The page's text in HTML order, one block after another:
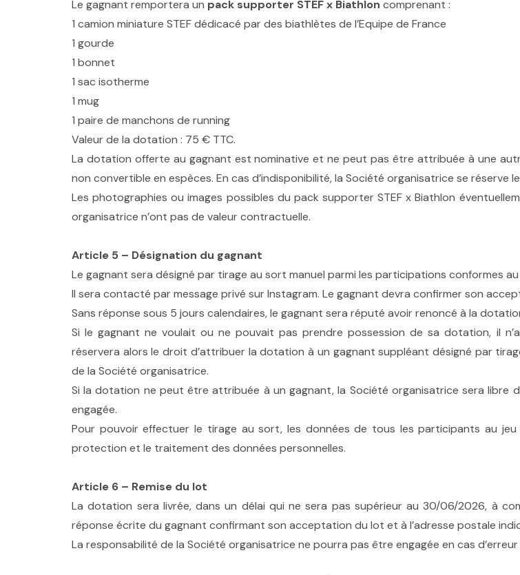
Le gagnant remportera un pack supporter STEF x Biathlon comprenant :
1 camion miniature STEF dédicacé par des biathlètes de l’Equipe de France
1 gourde
1 bonnet
1 sac isotherme
1 mug
1 paire de manchons de running
Valeur de la dotation : 75 € TTC.
La dotation offerte au gagnant est nominative et ne peut pas être attribuée à une
non convertible en espèces. En cas d’indisponibilité, la Société organisatrice se
Les photographies ou images possibles du pack supporter STEF x Biathlon
organisatrice n’ont pas de valeur contractuelle.
Article 5 – Désignation du gagnant
Le gagnant sera désigné par tirage au sort manuel parmi les participations conformes
Il sera contacté par message privé sur Instagram. Le gagnant devra confirmer son
Sans réponse sous 5 jours calendaires, le gagnant sera réputé avoir renoncé à la
Si le gagnant ne voulait ou ne pouvait pas prendre possession de sa dotation, il
réservera alors le droit d’attribuer la dotation à un gagnant suppléant désigné par
de la Société organisatrice.
Si la dotation ne peut être attribuée à un gagnant, la Société organisatrice sera libre
engagée.
Pour pouvoir effectuer le tirage au sort, les données de tous les participants au
protection et le traitement des données personnelles.
Article 6 – Remise du lot
La dotation sera livrée, dans un délai qui ne sera pas supérieur au 30/06/2026, à
réponse écrite du gagnant confirmant son acceptation du lot et à l’adresse postale
La responsabilité de la Société organisatrice ne pourra pas être engagée en cas